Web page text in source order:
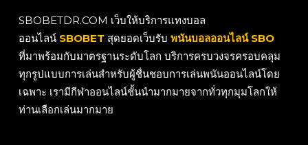
SBOBETDR.COM เว็บให้บริการแทงบอล
ออนไลน์ SBOBET สุดยอดเว็บรับ พนันบอลออนไลน์ SBO
ที่มาพร้อมกับมาตรฐานระดับโลก บริการครบวงจรครอบคลุม
ทุกรูปแบบการเล่นสำหรับผู้ชื่นชอบการเล่นพนันออนไลน์โดย
เฉพาะ เรามีกีฬาออนไลน์ชั้นนำมากมายจากทั่วทุกมุมโลกให้
ท่านเลือกเล่นมากมาย